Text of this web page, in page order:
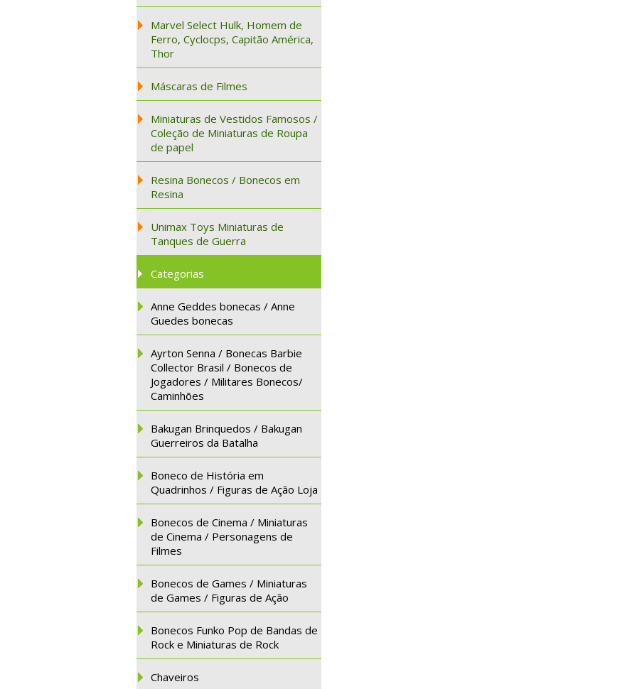
Marvel Select Hulk, Homem de
Ferro, Cyclocps, Capitão América,
Thor
Máscaras de Filmes
Miniaturas de Vestidos Famosos /
Coleção de Miniaturas de Roupa
de papel
Resina Bonecos / Bonecos em
Resina
Unimax Toys Miniaturas de
Tanques de Guerra
Categorias
Anne Geddes bonecas / Anne
Guedes bonecas
Ayrton Senna / Bonecas Barbie
Collector Brasil / Bonecos de
Jogadores / Militares Bonecos/
Caminhões
Bakugan Brinquedos / Bakugan
Guerreiros da Batalha
Boneco de História em
Quadrinhos / Figuras de Ação Loja
Bonecos de Cinema / Miniaturas
de Cinema / Personagens de
Filmes
Bonecos de Games / Miniaturas
de Games / Figuras de Ação
Bonecos Funko Pop de Bandas de
Rock e Miniaturas de Rock
Chaveiros